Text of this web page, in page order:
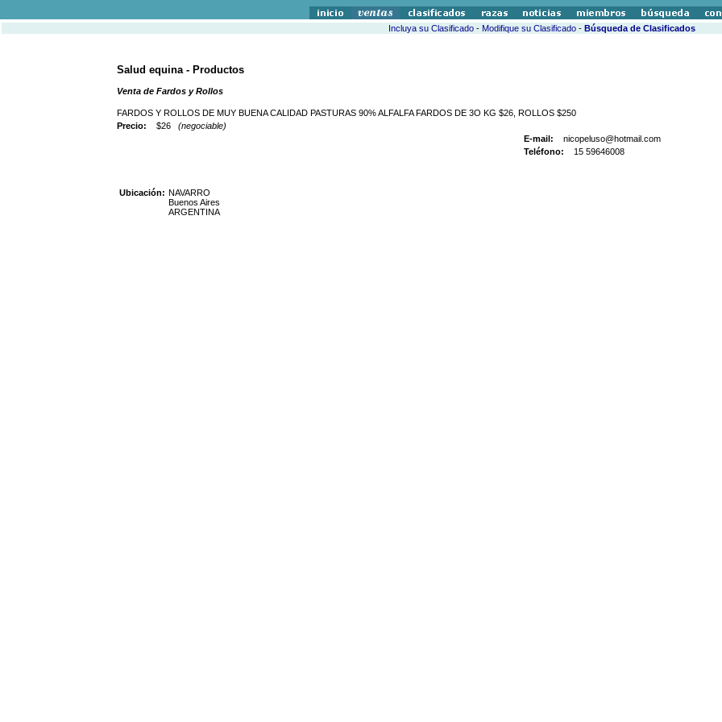
Incluya su Clasificado- Modifique su Clasificado- Búsqueda de Clasificados
Salud equina - Productos
Venta de Fardos y Rollos
FARDOS Y ROLLOS DE MUY BUENA CALIDAD PASTURAS 90% ALFALFA FARDOS DE 3O KG $26, ROLLOS $250
Precio: $26 (negociable)
E-mail: nicopeluso@hotmail.com
Teléfono: 15 59646008
Ubicación: NAVARRO
Buenos Aires
ARGENTINA